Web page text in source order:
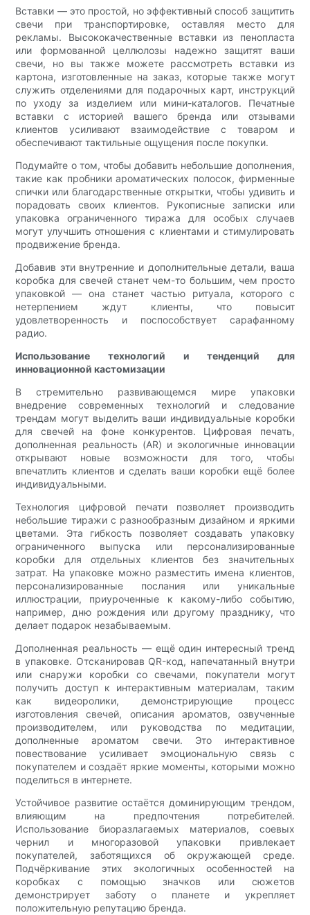
Вставки — это простой, но эффективный способ защитить
свечи при транспортировке, оставляя место для
рекламы. Высококачественные вставки из пенопласта
или формованной целлюлозы надежно защитят ваши
свечи, но вы также можете рассмотреть вставки из
картона, изготовленные на заказ, которые также могут
служить отделениями для подарочных карт, инструкций
по уходу за изделием или мини-каталогов. Печатные
вставки с историей вашего бренда или отзывами
клиентов усиливают взаимодействие с товаром и
обеспечивают тактильные ощущения после покупки.
Подумайте о том, чтобы добавить небольшие дополнения,
такие как пробники ароматических полосок, фирменные
спички или благодарственные открытки, чтобы удивить и
порадовать своих клиентов. Рукописные записки или
упаковка ограниченного тиража для особых случаев
могут улучшить отношения с клиентами и стимулировать
продвижение бренда.
Добавив эти внутренние и дополнительные детали, ваша
коробка для свечей станет чем-то большим, чем просто
упаковкой — она станет частью ритуала, которого с
нетерпением ждут клиенты, что повысит
удовлетворенность и поспособствует сарафанному
радио.
Использование технологий и тенденций для
инновационной кастомизации
В стремительно развивающемся мире упаковки
внедрение современных технологий и следование
трендам могут выделить ваши индивидуальные коробки
для свечей на фоне конкурентов. Цифровая печать,
дополненная реальность (AR) и экологичные инновации
открывают новые возможности для того, чтобы
впечатлить клиентов и сделать ваши коробки ещё более
индивидуальными.
Технология цифровой печати позволяет производить
небольшие тиражи с разнообразным дизайном и яркими
цветами. Эта гибкость позволяет создавать упаковку
ограниченного выпуска или персонализированные
коробки для отдельных клиентов без значительных
затрат. На упаковке можно разместить имена клиентов,
персонализированные послания или уникальные
иллюстрации, приуроченные к какому-либо событию,
например, дню рождения или другому празднику, что
делает подарок незабываемым.
Дополненная реальность — ещё один интересный тренд
в упаковке. Отсканировав QR-код, напечатанный внутри
или снаружи коробки со свечами, покупатели могут
получить доступ к интерактивным материалам, таким
как видеоролики, демонстрирующие процесс
изготовления свечей, описания ароматов, озвученные
производителем, или руководства по медитации,
дополненные ароматом свечи. Это интерактивное
повествование усиливает эмоциональную связь с
покупателем и создаёт яркие моменты, которыми можно
поделиться в интернете.
Устойчивое развитие остаётся доминирующим трендом,
влияющим на предпочтения потребителей.
Использование биоразлагаемых материалов, соевых
чернил и многоразовой упаковки привлекает
покупателей, заботящихся об окружающей среде.
Подчёркивание этих экологичных особенностей на
коробках с помощью значков или сюжетов
демонстрирует заботу о планете и укрепляет
положительную репутацию бренда.